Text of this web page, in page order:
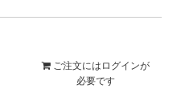
ご注文には ログインが
必要です